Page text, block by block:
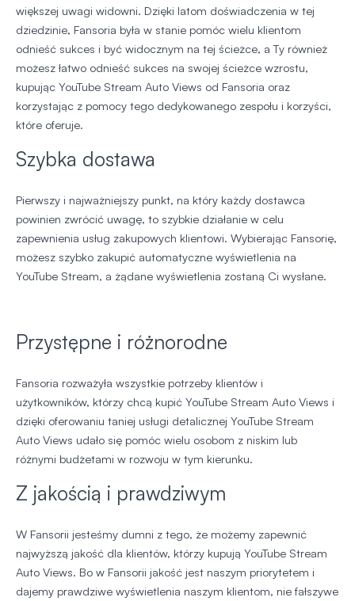
większej uwagi widowni. Dzięki latom doświadczenia w tej
dziedzinie, Fansoria była w stanie pomóc wielu klientom
odnieść sukces i być widocznym na tej ścieżce, a Ty również
możesz łatwo odnieść sukces na swojej ścieżce wzrostu,
kupując YouTube Stream Auto Views od Fansoria oraz
korzystając z pomocy tego dedykowanego zespołu i korzyści,
które oferuje.
Szybka dostawa
Pierwszy i najważniejszy punkt, na który każdy dostawca
powinien zwrócić uwagę, to szybkie działanie w celu
zapewnienia usług zakupowych klientowi. Wybierając Fansorię,
możesz szybko zakupić automatyczne wyświetlenia na
YouTube Stream, a żądane wyświetlenia zostaną Ci wysłane.
Przystępne i różnorodne
Fansoria rozważyła wszystkie potrzeby klientów i
użytkowników, którzy chcą kupić YouTube Stream Auto Views i
dzięki oferowaniu taniej usługi detalicznej YouTube Stream
Auto Views udało się pomóc wielu osobom z niskim lub
różnymi budżetami w rozwoju w tym kierunku.
Z jakością i prawdziwym
W Fansorii jesteśmy dumni z tego, że możemy zapewnić
najwyższą jakość dla klientów, którzy kupują YouTube Stream
Auto Views. Bo w Fansorii jakość jest naszym priorytetem i
dajemy prawdziwe wyświetlenia naszym klientom, nie fałszywe